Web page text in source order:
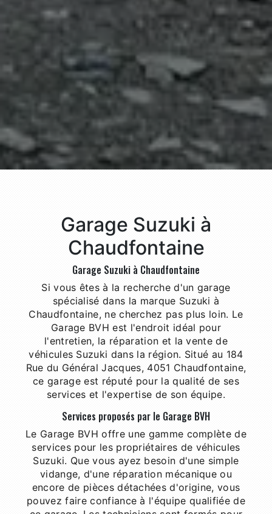
Garage Suzuki à
Chaudfontaine
Garage Suzuki à Chaudfontaine
Si vous êtes à la recherche d'un garage
spécialisé dans la marque Suzuki à
Chaudfontaine, ne cherchez pas plus loin. Le
Garage BVH est l'endroit idéal pour
l'entretien, la réparation et la vente de
véhicules Suzuki dans la région. Situé au 184
Rue du Général Jacques, 4051 Chaudfontaine,
ce garage est réputé pour la qualité de ses
services et l'expertise de son équipe.
Services proposés par le Garage BVH
Le Garage BVH offre une gamme complète de
services pour les propriétaires de véhicules
Suzuki. Que vous ayez besoin d'une simple
vidange, d'une réparation mécanique ou
encore de pièces détachées d'origine, vous
pouvez faire confiance à l'équipe qualifiée de